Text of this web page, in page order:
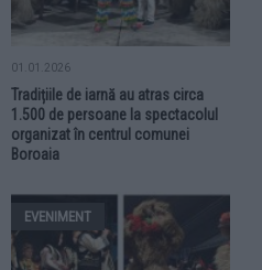
01.01.2026
Tradițiile de iarnă au atras circa
1.500 de persoane la spectacolul
organizat în centrul comunei
Boroaia
EVENIMENT